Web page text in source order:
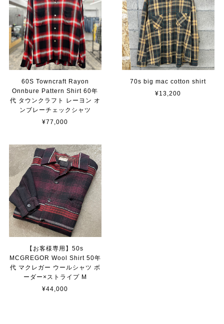
60S Towncraft Rayon
Onnbure Pattern Shirt 60年
代 タウンクラフト レーヨン オ
ンブレーチェックシャツ
¥77,000
70s big mac cotton shirt
¥13,200
【お客様専用】50s
MCGREGOR Wool Shirt 50年
代 マクレガー ウールシャツ ボ
ーダー×ストライプ M
¥44,000